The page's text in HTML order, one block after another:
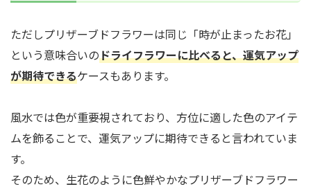
ただしプリザーブドフラワーは同じ「時が止まったお花」
という意味合いのドライフラワーに比べると、運気アップ
が期待できるケースもあります。
風水では色が重要視されており、方位に適した色のアイテ
ムを飾ることで、運気アップに期待できると言われていま
す。
そのため、生花のように色鮮やかなプリザーブドフラワー